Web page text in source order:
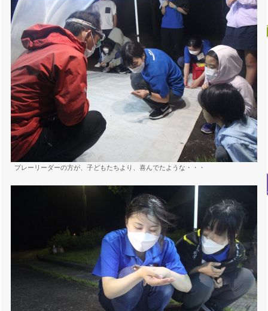
プレーリーダーの方が、子どもたちより、喜んでたような・・・